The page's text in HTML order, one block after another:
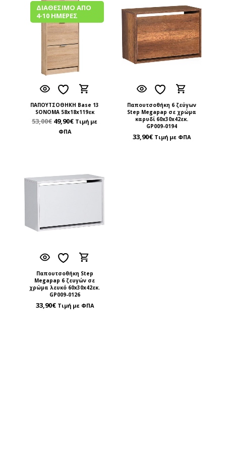
ΔΙΑΘΈΣΙΜΟ ΑΠΌ
4-10 ΗΜΈΡΕΣ
ΠΑΠΟΥΤΣΟΘΗΚΗ Base 13
SONOMA 58x18x119εκ
53,00€ 49,90€ Τιμή με
ΦΠΑ
Παπουτσοθήκη 6 ζεύγων
Step Megapap σε χρώμα
καρυδί 60x30x42εκ.
GP009-0194
33,90€ Τιμή με ΦΠΑ
Παπουτσοθήκη Step
Megapap 6 ζευγών σε
χρώμα λευκό 60x30x42εκ.
GP009-0126
33,90€ Τιμή με ΦΠΑ